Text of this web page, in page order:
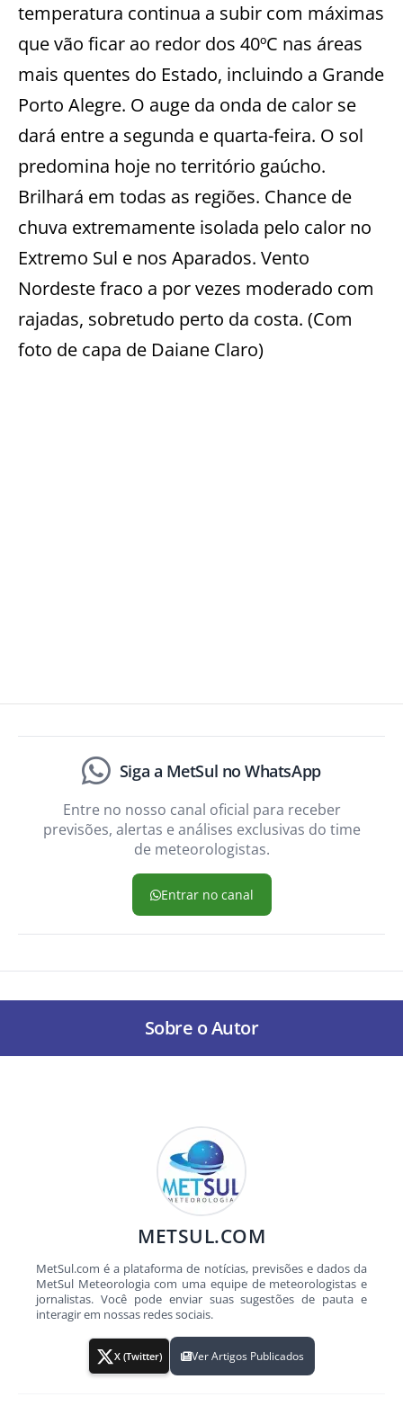
temperatura continua a subir com máximas
que vão ficar ao redor dos 40ºC nas áreas
mais quentes do Estado, incluindo a Grande
Porto Alegre. O auge da onda de calor se
dará entre a segunda e quarta-feira. O sol
predomina hoje no território gaúcho.
Brilhará em todas as regiões. Chance de
chuva extremamente isolada pelo calor no
Extremo Sul e nos Aparados. Vento
Nordeste fraco a por vezes moderado com
rajadas, sobretudo perto da costa. (Com
foto de capa de Daiane Claro)
Siga a MetSul no WhatsApp
Entre no nosso canal oficial para receber
previsões, alertas e análises exclusivas do time
de meteorologistas.
Entrar no canal
Sobre o Autor
METSUL.COM
MetSul.com é a plataforma de notícias, previsões e dados da
MetSul Meteorologia com uma equipe de meteorologistas e
jornalistas. Você pode enviar suas sugestões de pauta e
interagir em nossas redes sociais.
X (Twitter) Ver Artigos Publicados